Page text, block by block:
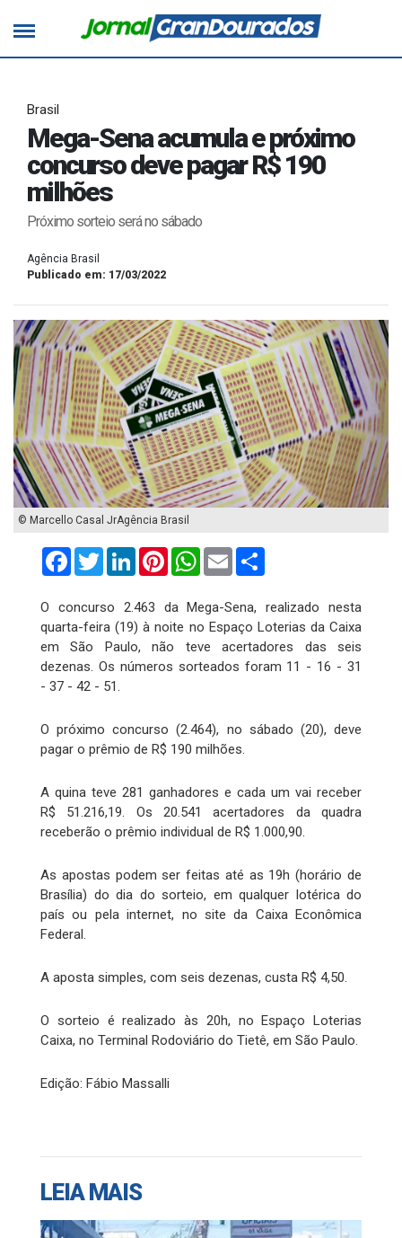
Brasil
Mega-Sena acumula e próximo
concurso deve pagar R$ 190
milhões
Próximo sorteio será no sábado
Agência Brasil
Publicado em: 17/03/2022
© Marcello Casal JrAgência Brasil
FacebookTwitterLinkedInPinterestWhatsApp
Email
O concurso 2.463 da Mega-Sena, realizado nesta
quarta-feira (19) à noite no Espaço Loterias da Caixa
em São Paulo, não teve acertadores das seis
dezenas. Os números sorteados foram 11 - 16 - 31
- 37 - 42 - 51.
O próximo concurso (2.464), no sábado (20), deve
pagar o prêmio de R$ 190 milhões.
A quina teve 281 ganhadores e cada um vai receber
R$ 51.216,19. Os 20.541 acertadores da quadra
receberão o prêmio individual de R$ 1.000,90.
As apostas podem ser feitas até as 19h (horário de
Brasília) do dia do sorteio, em qualquer lotérica do
país ou pela internet, no site da Caixa Econômica
Federal.
A aposta simples, com seis dezenas, custa R$ 4,50.
O sorteio é realizado às 20h, no Espaço Loterias
Caixa, no Terminal Rodoviário do Tietê, em São Paulo.
Edição: Fábio Massalli
LEIA MAIS